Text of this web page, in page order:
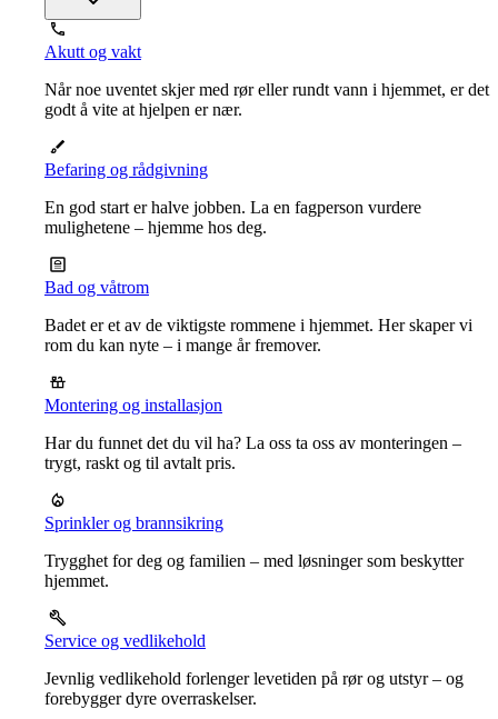
Akutt og vakt
Når noe uventet skjer med rør eller rundt vann i hjemmet, er det
godt å vite at hjelpen er nær.
Befaring og rådgivning
En god start er halve jobben. La en fagperson vurdere
mulighetene – hjemme hos deg.
Bad og våtrom
Badet er et av de viktigste rommene i hjemmet. Her skaper vi
rom du kan nyte – i mange år fremover.
Montering og installasjon
Har du funnet det du vil ha? La oss ta oss av monteringen –
trygt, raskt og til avtalt pris.
Sprinkler og brannsikring
Trygghet for deg og familien – med løsninger som beskytter
hjemmet.
Service og vedlikehold
Jevnlig vedlikehold forlenger levetiden på rør og utstyr – og
forebygger dyre overraskelser.